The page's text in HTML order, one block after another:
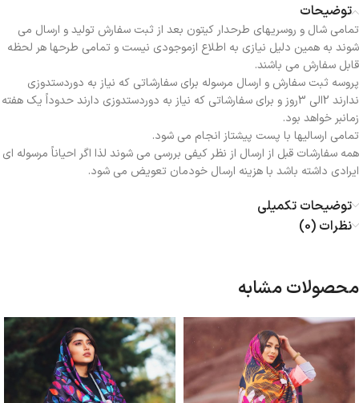
توضیحات
تمامی شال و روسریهای طرحدار کیتون بعد از ثبت سفارش تولید و ارسال می
شوند به همین دلیل نیازی به اطلاع ازموجودی نیست و تمامی طرحها هر لحظه
قابل سفارش می باشند.
پروسه ثبت سفارش و ارسال مرسوله برای سفارشاتی که نیاز به دوردستدوزی
ندارند 2الی 3روز و برای سفارشاتی که نیاز به دوردستدوزی دارند حدوداً یک هفته
زمانبر خواهد بود.
تمامی ارسالیها با پست پیشتاز انجام می شود.
همه سفارشات قبل از ارسال از نظر کیفی بررسی می شوند لذا اگر احیاناً مرسوله ای
ایرادی داشته باشد با هزینه ارسال خودمان تعویض می شود.
توضیحات تکمیلی
نظرات (0)
محصولات مشابه